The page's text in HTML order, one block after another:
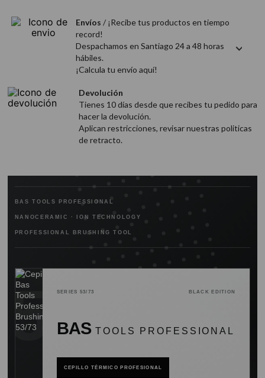
Envíos / ¡Recibe tus productos en tiempo
record!
Despachamos en Santiago 24 a 48 horas
hábiles.
¡Calcula tu envío aquí!
Devolución
Tienes 10 días desde que recibes tu pedido para
hacer la devolución.
Aplican restricciones, revisar nuestras politicas
de retracto.
BAS TOOLS PROFESSIONAL
NANOCERAMIC · ION TECHNOLOGY
PROFESSIONAL BRUSHING TOOL
SERIES 53/73 BLACK EDITION
BAS TOOLS PROFESSIONAL
CEPILLO TÉRMICO PROFESIONAL